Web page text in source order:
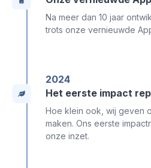
Na meer dan 10 jaar
trots onze vernieuwde
2024
Het eerste impact
Hoe klein ook, wij geven
maken. Ons eerste
onze inzet.